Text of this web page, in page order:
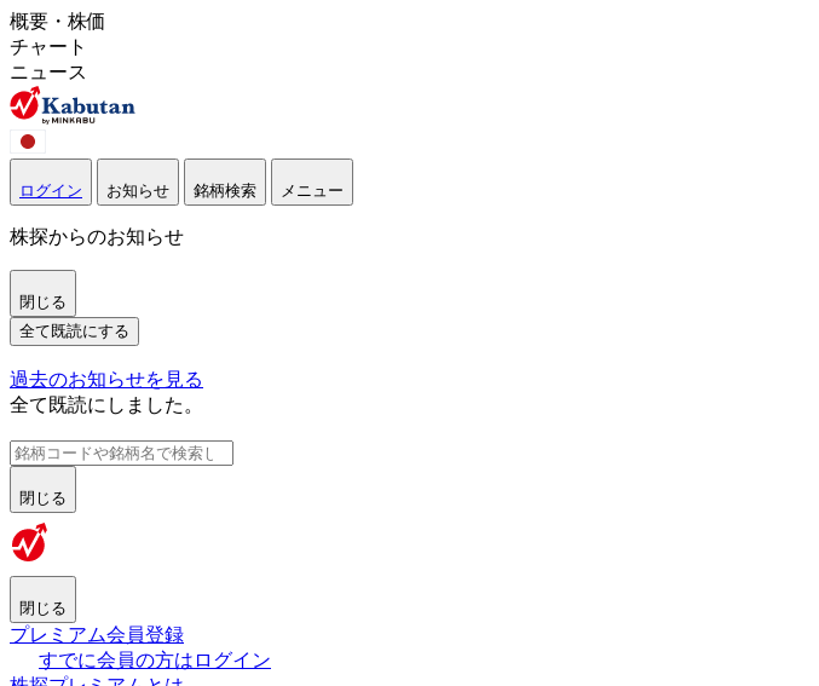
概要・株価
チャート
ニュース
ログイン お知らせ 銘柄検索 メニュー
株探からのお知らせ
閉じる
全て既読にする
過去のお知らせを見る
全て既読にしました。
閉じる
閉じる
プレミアム会員登録
すでに会員の方はログイン